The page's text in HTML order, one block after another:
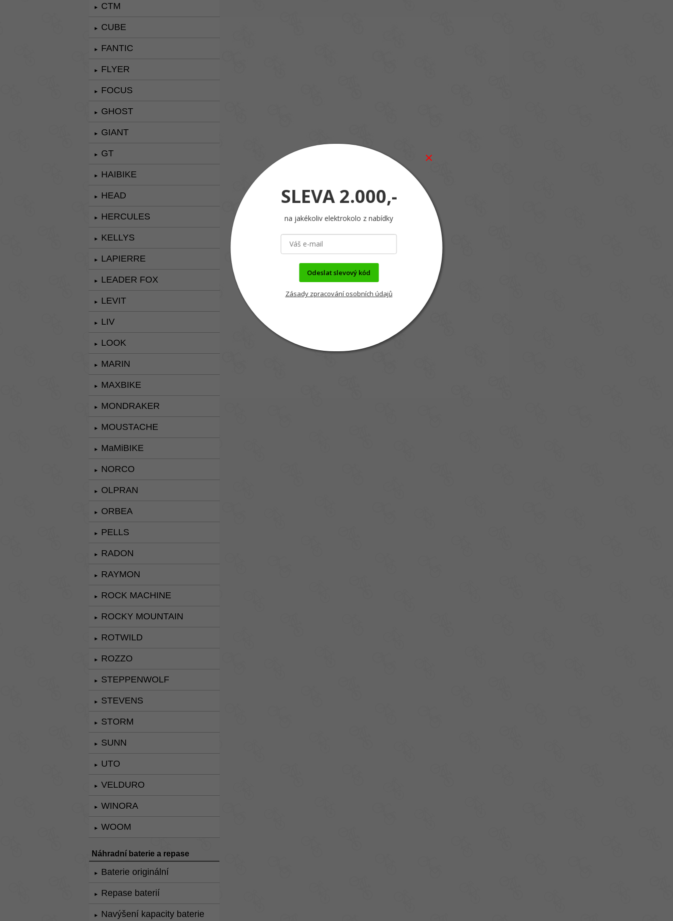
► CTM
► CUBE
► FANTIC
► FLYER
► FOCUS
► GHOST
► GIANT
► GT
► HAIBIKE
► HEAD
► HERCULES
► KELLYS
► LAPIERRE
► LEADER FOX
► LEVIT
► LIV
► LOOK
► MARIN
► MAXBIKE
► MONDRAKER
► MOUSTACHE
► MaMiBIKE
► NORCO
► OLPRAN
► ORBEA
► PELLS
► RADON
► RAYMON
► ROCK MACHINE
► ROCKY MOUNTAIN
► ROTWILD
► ROZZO
► STEPPENWOLF
► STEVENS
► STORM
► SUNN
► UTO
► VELDURO
► WINORA
► WOOM
Náhradní baterie a repase
► Baterie originální
► Repase baterií
► Navýšení kapacity baterie
SLEVA 2.000,-
na jakékoliv elektrokolo z nabídky
Odeslat slevový kód
Zásady zpracování osobních údajů